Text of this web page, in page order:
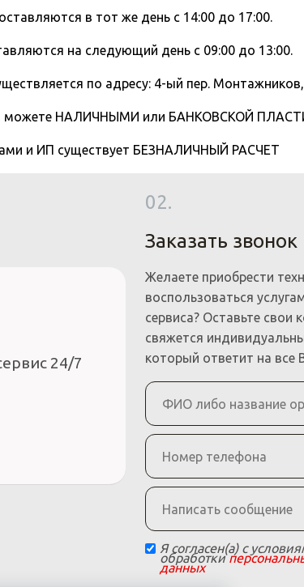
в тот же день с 14:00 до 17:00.
на следующий день с 09:00 до 13:00.
по адресу: 4-ый пер.
можете НАЛИЧНЫМИ или БАНКОВСКОЙ
и ИП существует БЕЗНАЛИЧНЫЙ РАСЧЕТ
24/7
02.
Заказать звонок
Желаете приобрести
воспользоваться
сервиса? Оставьте свои
свяжется
который ответит на все
Я согласен(а) с
обработки
данных